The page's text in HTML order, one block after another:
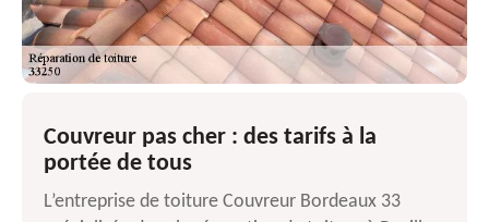
Couvreur pas cher : des tarifs à la
portée de tous
L’entreprise de toiture Couvreur Bordeaux 33